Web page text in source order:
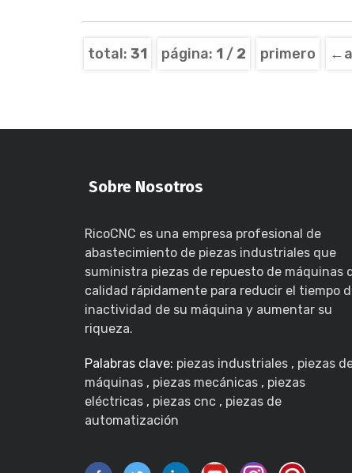
total: 31 página: 1 / 2 primero
Sobre Nosotros
RicoCNC es una empresa profesional de
abastecimiento de piezas industriales que
suministra piezas de repuesto de máquinas
calidad rápidamente para reducir el tiempo
inactividad de su máquina y aumentar su
riqueza.
Palabras clave: piezas industriales , piezas
máquinas , piezas mecánicas , piezas
eléctricas , piezas cnc , piezas de
automatización